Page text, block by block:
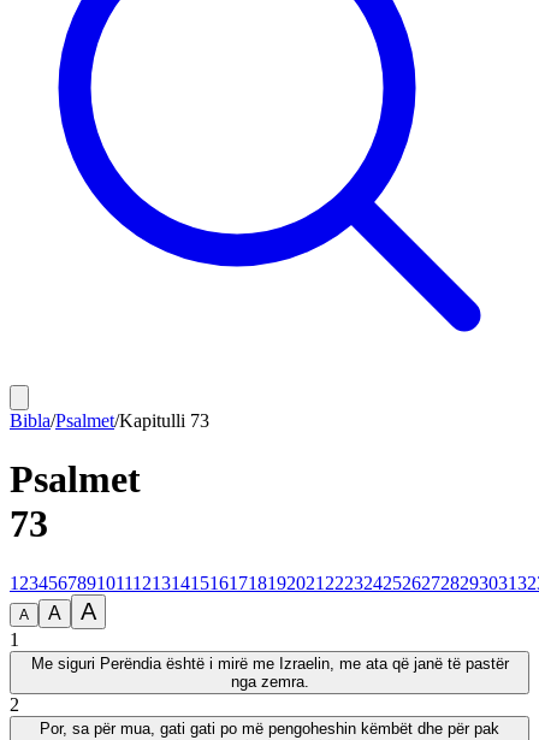
Bibla/Psalmet/Kapitulli 73
Psalmet
73
1 23456789101112131415161718192021 2223242526272829303132
A A A
1
Me siguri Perëndia është i mirë me Izraelin, me ata që janë të pastër
nga zemra.
2
Por, sa për mua, gati gati po më pengoheshin këmbët dhe për pak